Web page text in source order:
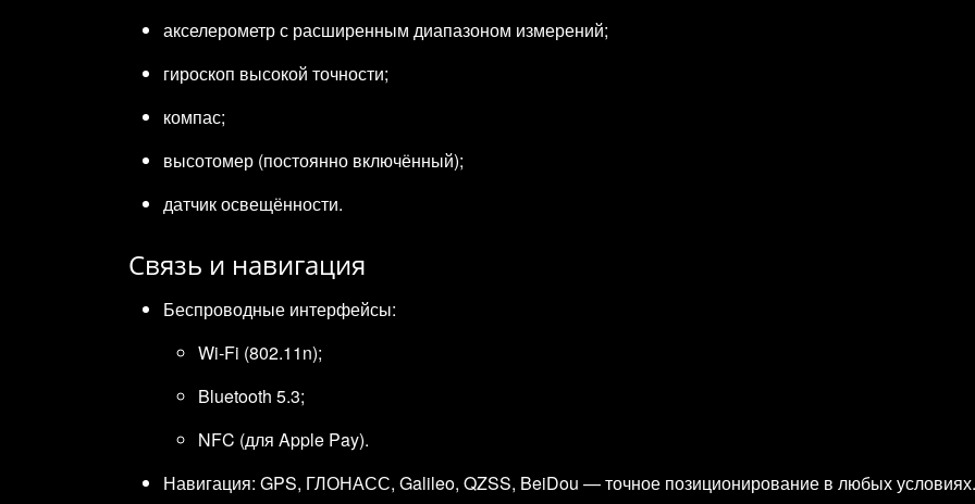
акселерометр с расширенным диапазоном измерений;
гироскоп высокой точности;
компас;
высотомер (постоянно включённый);
датчик освещённости.
Связь и навигация
Беспроводные интерфейсы:
Wi‑Fi (802.11n);
Bluetooth 5.3;
NFC (для Apple Pay).
Навигация: GPS, ГЛОНАСС, Galileo, QZSS, BeiDou — точное позиционирование в любых условиях.